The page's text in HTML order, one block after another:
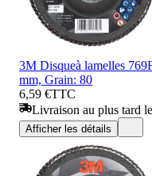
3M Disqueà lamelles
mm, Grain: 80
6,59 €TTC
Livraison au plus tard
Afficher les détails